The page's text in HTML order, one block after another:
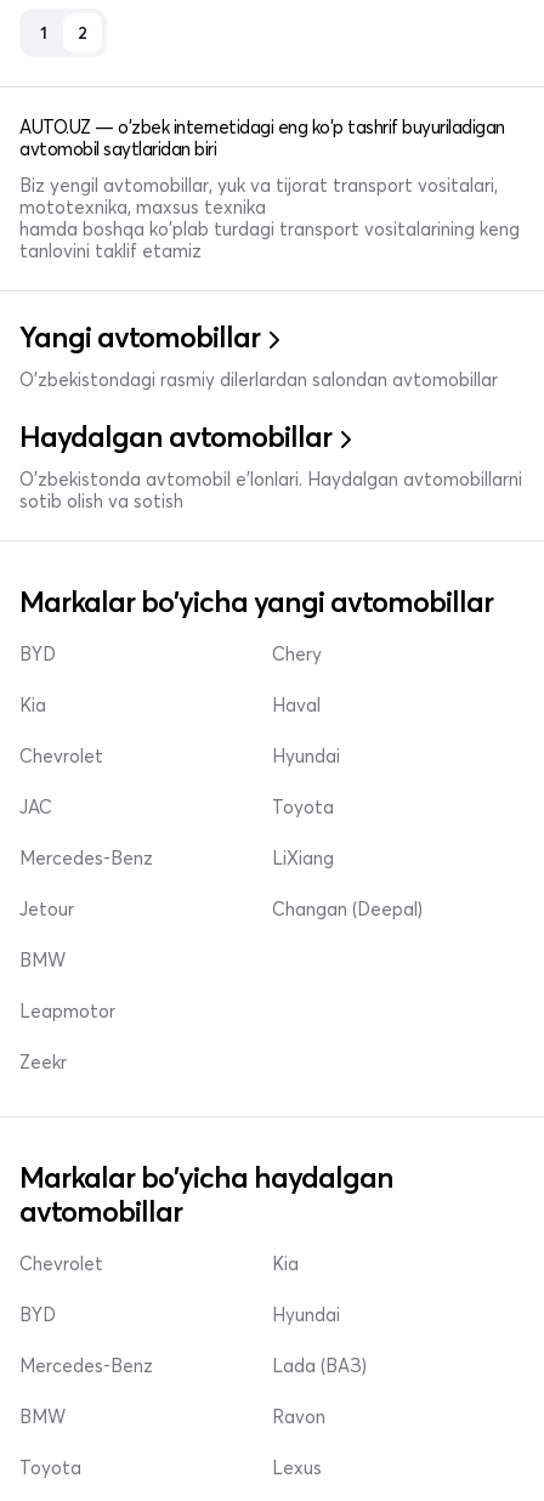
1 2
AUTO.UZ — o'zbek internetidagi eng ko'p tashrif buyuriladigan
avtomobil saytlaridan biri
Biz yengil avtomobillar, yuk va tijorat transport vositalari,
mototexnika, maxsus texnika
hamda boshqa ko'plab turdagi transport vositalarining keng
tanlovini taklif etamiz
Yangi avtomobillar
O'zbekistondagi rasmiy dilerlardan salondan avtomobillar
Haydalgan avtomobillar
O'zbekistonda avtomobil e’lonlari. Haydalgan avtomobillarni
sotib olish va sotish
Markalar bo'yicha yangi avtomobillar
BYD
Kia
Chevrolet
Chery
Haval
Hyundai
JAC
Mercedes-Benz
Jetour
Toyota
LiXiang
Changan (Deepal)
BMW
Leapmotor
Zeekr
Markalar bo'yicha haydalgan
avtomobillar
Chevrolet
BYD
Mercedes-Benz
Kia
Hyundai
Lada (ВАЗ)
BMW
Toyota
Ravon
Lexus